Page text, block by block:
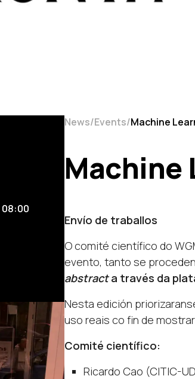
08:00
News Events Machine
Machine
Envío de traballos
O comité científico do
evento, tanto se
abstracta través da
Nesta edición
uso reais co fin de
Comité científico:
Ricardo Cao (CITIC-